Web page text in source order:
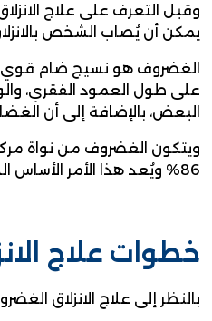
وقبل التعرف على علاج
يمكن أن يُصاب الشخص
على طول العمود الفقري،
البعض، بالإضافة إلى أن
86% ويُعد هذا الأمر الأساس الذي يعتمد عليه علاج الانزلاق الغضروفي بالليزر.
خطوات علاج
بالنظر إلى علاج الانزلاق